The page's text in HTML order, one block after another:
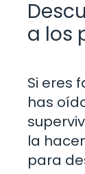
a los
Si eres
has
la
para